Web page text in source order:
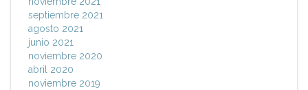
septiembre 2021
agosto 2021
junio 2021
noviembre 2020
abril 2020
noviembre 2019